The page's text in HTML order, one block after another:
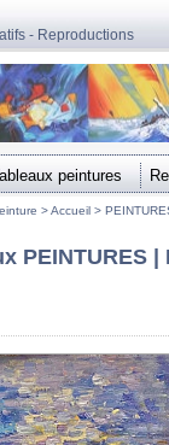
- Reproductions
peintures
>Accueil >
PEINTURES